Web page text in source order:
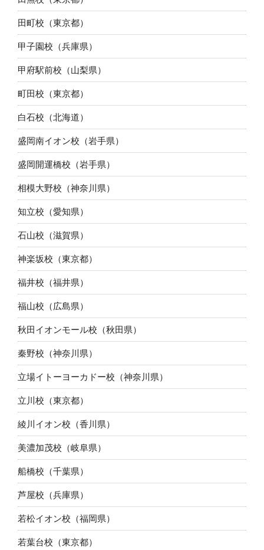
田町校（東京都）
甲子園校（兵庫県）
甲府駅前校（山梨県）
町田校（東京都）
白石校（北海道）
盛岡南イオン校（岩手県）
盛岡開運橋校（岩手県）
相模大野校（神奈川県）
知立校（愛知県）
石山校（滋賀県）
神楽坂校（東京都）
福井校（福井県）
福山校（広島県）
秋田イオンモール校（秋田県）
秦野校（神奈川県）
立場イトーヨーカドー校（神奈川県）
立川校（東京都）
綾川イオン校（香川県）
美濃加茂校（岐阜県）
船橋校（千葉県）
芦屋校（兵庫県）
若松イオン校（福岡県）
若葉台校（東京都）